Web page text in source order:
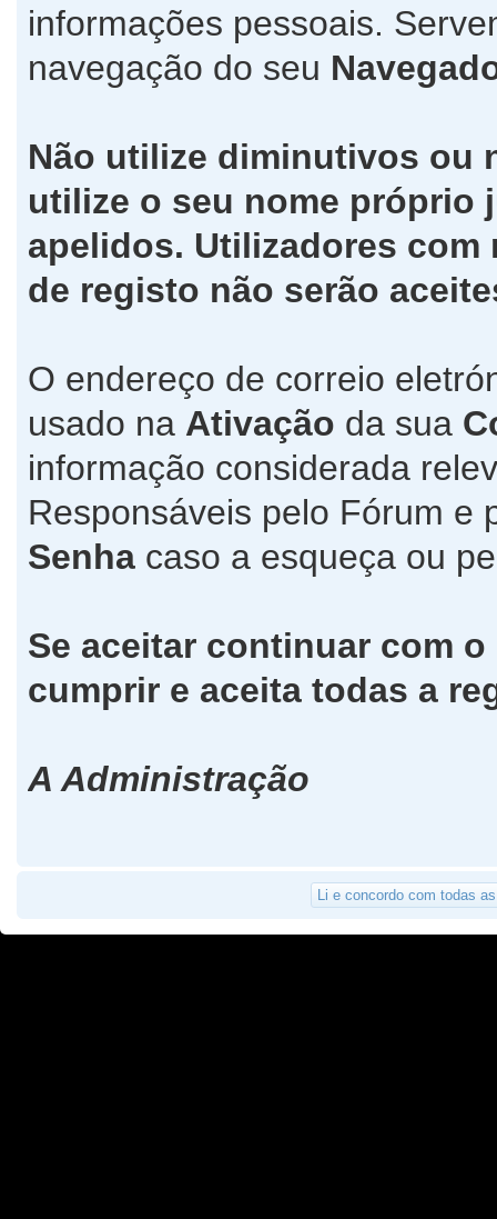
informações pessoais.
navegação do seu
Não utilize diminutivos ou
utilize o seu nome próprio
apelidos. Utilizadores
de registo não serão
O endereço de correio
usado na Ativação da sua
informação considerada
Responsáveis pelo Fórum e
Senha caso a esqueça ou
Se aceitar continuar com
cumprir e aceita todas a
A Administração